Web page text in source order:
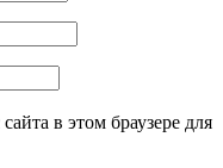
в этом браузере для